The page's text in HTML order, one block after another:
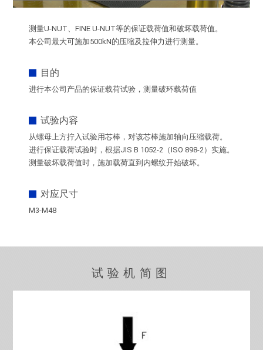
测量U-NUT、FINE U-NUT等的保证载荷值和破坏载荷值。
本公司最大可施加500kN的压缩及拉伸力进行测量。
目的
进行本公司产品的保证载荷试验，测量破环载荷值
试验内容
从螺母上方拧入试验用芯棒，对该芯棒施加轴向压缩载荷。
进行保证载荷试验时，根据JIS B 1052-2（ISO 898-2）实施。
测量破坏载荷值时，施加载荷直到内螺纹开始破坏。
对应尺寸
M3-M48
试验机简图